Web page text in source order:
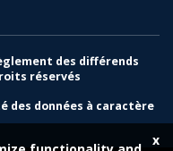
x
des différends
réservés
des données à caractère